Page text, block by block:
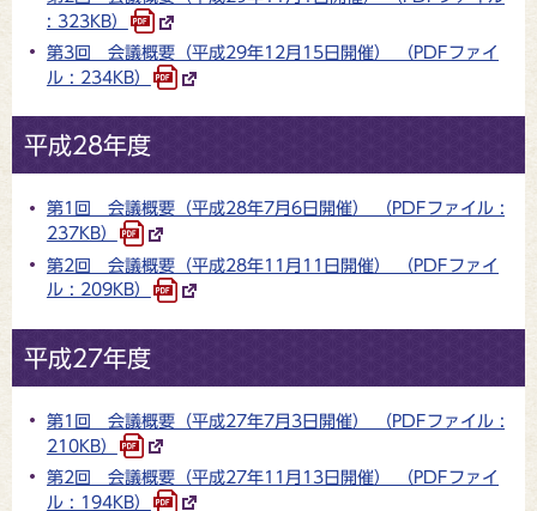
: 323KB）
第3回 会議概要（平成29年12月15日開催） （PDFファイ
ル : 234KB）
平成28年度
第1回 会議概要（平成28年7月6日開催） （PDFファイル :
237KB）
第2回 会議概要（平成28年11月11日開催） （PDFファイ
ル : 209KB）
平成27年度
第1回 会議概要（平成27年7月3日開催） （PDFファイル :
210KB）
第2回 会議概要（平成27年11月13日開催） （PDFファイ
ル : 194KB）